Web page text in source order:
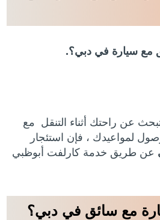
مع سيارة في دبي؟.
عن راحتك أثناء التنقل مع
لمواعيدك ، فإن استئجار
عن طريق خدمة كارلفت أبوظبي
مع سائق في دبي؟